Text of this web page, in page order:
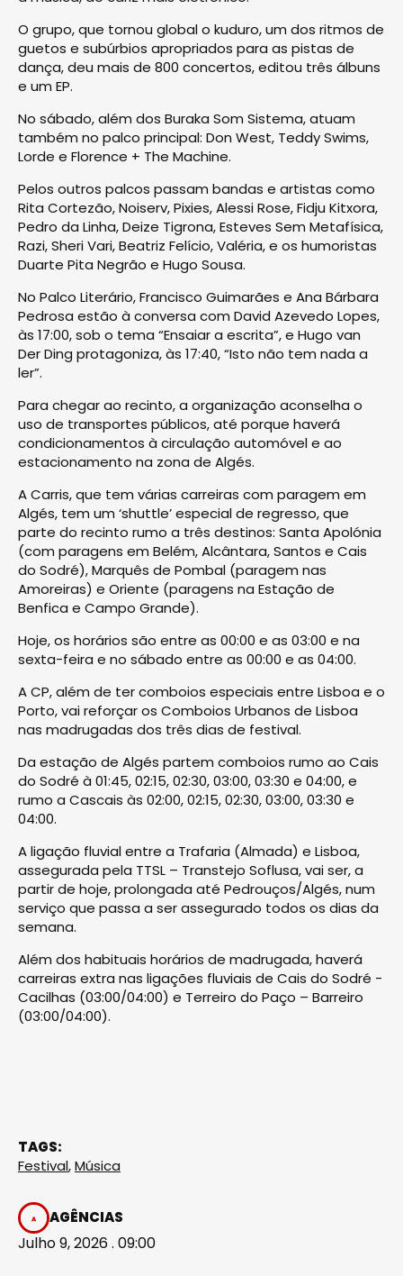
O grupo, que tornou global o kuduro, um dos ritmos de
guetos e subúrbios apropriados para as pistas de
dança, deu mais de 800 concertos, editou três álbuns
e um EP.
No sábado, além dos Buraka Som Sistema, atuam
também no palco principal: Don West, Teddy Swims,
Lorde e Florence + The Machine.
Pelos outros palcos passam bandas e artistas como
Rita Cortezão, Noiserv, Pixies, Alessi Rose, Fidju Kitxora,
Pedro da Linha, Deize Tigrona, Esteves Sem Metafísica,
Razi, Sheri Vari, Beatriz Felício, Valéria, e os humoristas
Duarte Pita Negrão e Hugo Sousa.
No Palco Literário, Francisco Guimarães e Ana Bárbara
Pedrosa estão à conversa com David Azevedo Lopes,
às 17:00, sob o tema “Ensaiar a escrita”, e Hugo van
Der Ding protagoniza, às 17:40, “Isto não tem nada a
ler”.
Para chegar ao recinto, a organização aconselha o
uso de transportes públicos, até porque haverá
condicionamentos à circulação automóvel e ao
estacionamento na zona de Algés.
A Carris, que tem várias carreiras com paragem em
Algés, tem um ‘shuttle’ especial de regresso, que
parte do recinto rumo a três destinos: Santa Apolónia
(com paragens em Belém, Alcântara, Santos e Cais
do Sodré), Marquês de Pombal (paragem nas
Amoreiras) e Oriente (paragens na Estação de
Benfica e Campo Grande).
Hoje, os horários são entre as 00:00 e as 03:00 e na
sexta-feira e no sábado entre as 00:00 e as 04:00.
A CP, além de ter comboios especiais entre Lisboa e o
Porto, vai reforçar os Comboios Urbanos de Lisboa
nas madrugadas dos três dias de festival.
Da estação de Algés partem comboios rumo ao Cais
do Sodré à 01:45, 02:15, 02:30, 03:00, 03:30 e 04:00, e
rumo a Cascais às 02:00, 02:15, 02:30, 03:00, 03:30 e
04:00.
A ligação fluvial entre a Trafaria (Almada) e Lisboa,
assegurada pela TTSL – Transtejo Soflusa, vai ser, a
partir de hoje, prolongada até Pedrouços/Algés, num
serviço que passa a ser assegurado todos os dias da
semana.
Além dos habituais horários de madrugada, haverá
carreiras extra nas ligações fluviais de Cais do Sodré -
Cacilhas (03:00/04:00) e Terreiro do Paço – Barreiro
(03:00/04:00).
TAGS:
Festival,Música
AGÊNCIAS
Julho 9, 2026 . 09:00